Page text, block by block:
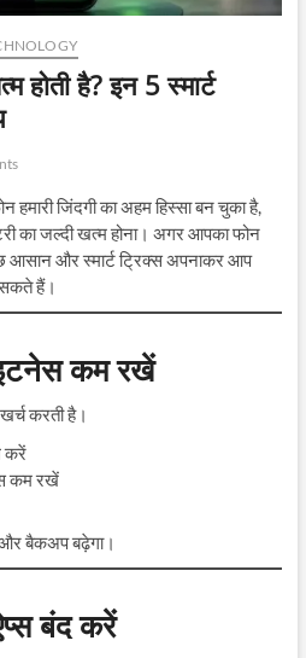
होती है? इन 5 स्मार्ट
जिंदगी का अहम हिस्सा बन चुका है,
का जल्दी खत्म होना। अगर आपका फोन
आसान और स्मार्ट ट्रिक्स अपनाकर आप
सकते हैं।
कम रखें
करती है।
करें
कम रखें
बैकअप बढ़ेगा।
बंद करें